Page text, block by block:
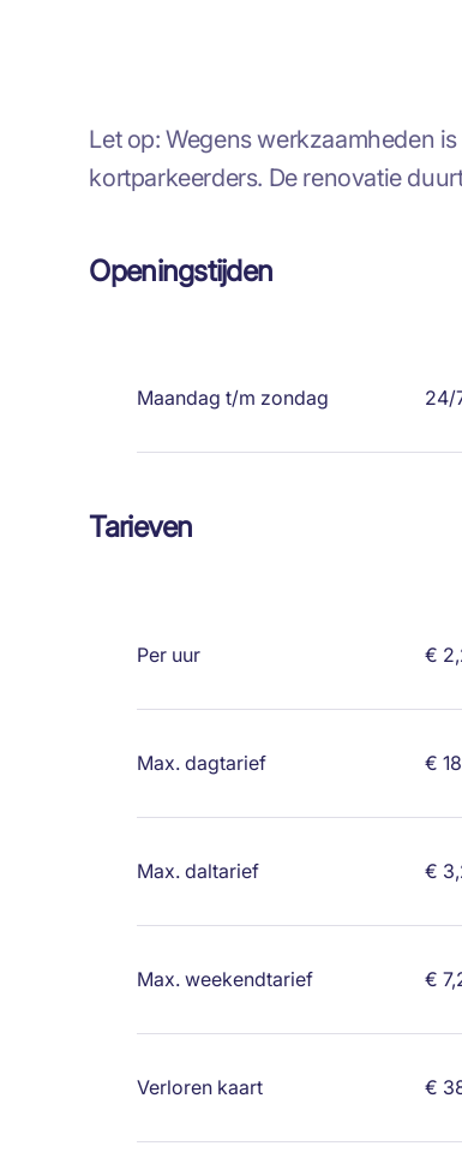
Let op: Wegens werkzaamheden
kortparkeerders. De renovatie
Openingstijden
Maandag t/m zondag 24/
Tarieven
Per uur €
Max. dagtarief €
Max. daltarief €
Max. weekendtarief €
Verloren kaart €